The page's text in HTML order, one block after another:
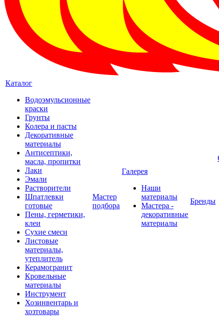
Каталог
Водоэмульсионные
краски
Грунты
Колера и пасты
Декоративные
материалы
Антисептики,
масла, пропитки
Лаки
Эмали
Растворители
Шпатлевки
готовые
Пены, герметики,
клеи
Сухие смеси
Листовые
материалы,
утеплитель
Керамогранит
Кровельные
материалы
Инструмент
Хозинвентарь и
хозтовары
Мастер
подбора
Галерея
Наши
материалы
Мастера -
декоративные
материалы
Бренды